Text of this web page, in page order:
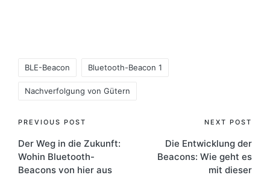
BLE-Beacon Bluetooth-Beacon 1
Nachverfolgung von Gütern
Post
navigation
PREVIOUS POST
Der Weg in die Zukunft:
Wohin Bluetooth-
Beacons von hier aus
NEXT POST
Die Entwicklung der
Beacons: Wie geht es
mit dieser